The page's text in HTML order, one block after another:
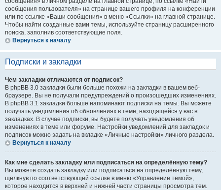
сообщения пользователя» на странице вашего профиля на конференции
или по ссылке «Ваши сообщения» в меню «Ссылки» на главной странице.
Чтобы найти созданные вами темы, используйте страницу расширенного
поиска, заполнив соответствующие поля.
Вернуться к началу
Подписки и закладки
Чем закладки отличаются от подписок?
В phpBB 3.0 закладки были больше похожи на закладки в вашем веб-
браузере. Вы не получали предупреждений о произошедших изменениях.
В phpBB 3.1 закладки больше напоминают подписки на темы. Вы можете
получать уведомления об обновлениях в теме, находящейся у вас в
закладках. В случае подписки, вы будете получать уведомления об
изменениях в теме или форуме. Настройки уведомлений для закладок и
подписок можно задать на вкладке «Личные настройки» личного раздела.
Вернуться к началу
Как мне сделать закладку или подписаться на определённую тему?
Вы можете создать закладку или подписаться на определённую тему,
щёлкнув по соответствующей ссылке в меню «Управление темой»,
которое находится в верхней и нижней части страницы просмотра тем.